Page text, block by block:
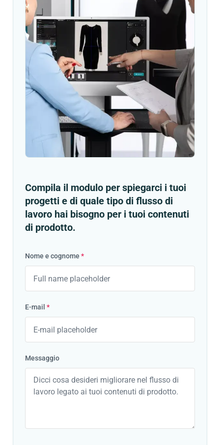
Compila il modulo per spiegarci i tuoi
progetti e di quale tipo di flusso di
lavoro hai bisogno per i tuoi contenuti
di prodotto.
Nome e cognome *
E-mail *
Messaggio